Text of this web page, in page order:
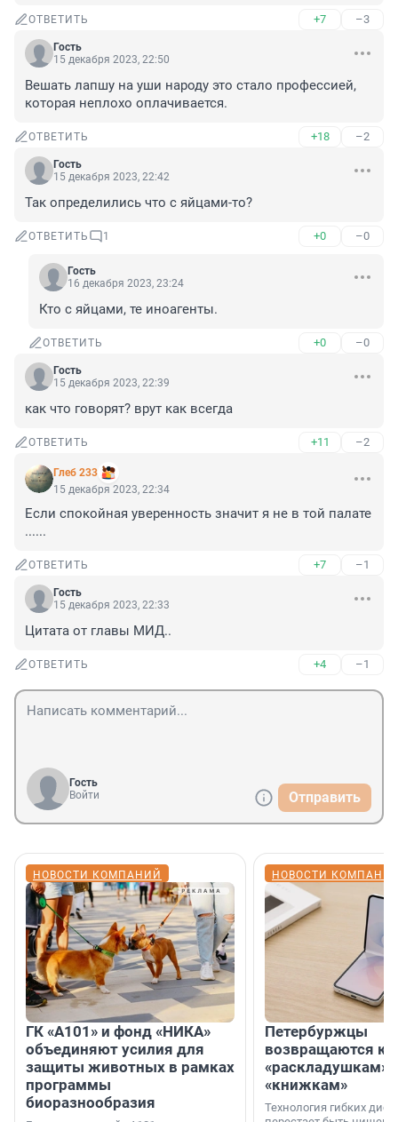
ОТВЕТИТЬ +7 –3
Гость
15 декабря 2023, 22:50
Вешать лапшу на уши народу это стало профессией,
которая неплохо оплачивается.
ОТВЕТИТЬ +18 –2
Гость
15 декабря 2023, 22:42
Так определились что с яйцами-то?
ОТВЕТИТЬ 1 +0 –0
Гость
16 декабря 2023, 23:24
Кто с яйцами, те иноагенты.
ОТВЕТИТЬ +0 –0
Гость
15 декабря 2023, 22:39
как что говорят? врут как всегда
ОТВЕТИТЬ +11 –2
Глеб 233
15 декабря 2023, 22:34
Если спокойная уверенность значит я не в той палате
......
ОТВЕТИТЬ +7 –1
Гость
15 декабря 2023, 22:33
Цитата от главы МИД..
ОТВЕТИТЬ +4 –1
Гость
Войти
Отправить
НОВОСТИ КОМПАНИЙ
ГК «А101» и фонд «НИКА»
объединяют усилия для
защиты животных в рамках
программы
биоразнообразия
НОВОСТИ
Петербуржцы
возвращаются к
«раскладушкам»
«книжкам»
Технология гибких